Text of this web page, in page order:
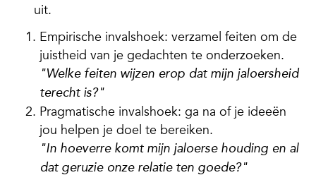
uit.
Empirische invalshoek: verzamel feiten om de
juistheid van je gedachten te onderzoeken.
"Welke feiten wijzen erop dat mijn jaloersheid
terecht is?"
Pragmatische invalshoek: ga na of je ideeën
jou helpen je doel te bereiken.
"In hoeverre komt mijn jaloerse houding en al
dat geruzie onze relatie ten goede?"